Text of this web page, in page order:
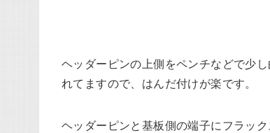
ヘッダーピンの上側をペンチなどで少
れてますので、はんだ付けが楽です。
ヘッダーピンと基板側の端子にフラッ